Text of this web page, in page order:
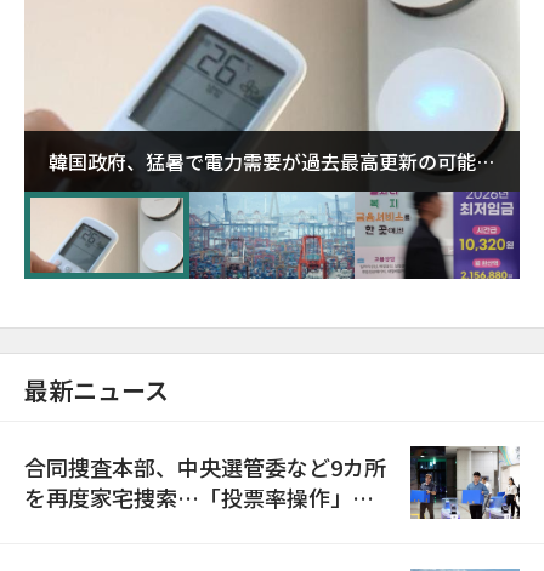
韓国政府、猛暑で電力需要が過去最高更新の可能性
に需給対応体制を点検
最新ニュース
合同捜査本部、中央選管委など9カ所
を再度家宅捜索…「投票率操作」の